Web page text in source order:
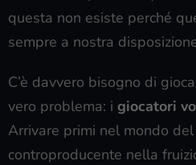
questa non esiste perché
sempre a nostra
C’è davvero bisogno di
vero problema: i giocatori
Arrivare primi nel mondo
controproducente nella